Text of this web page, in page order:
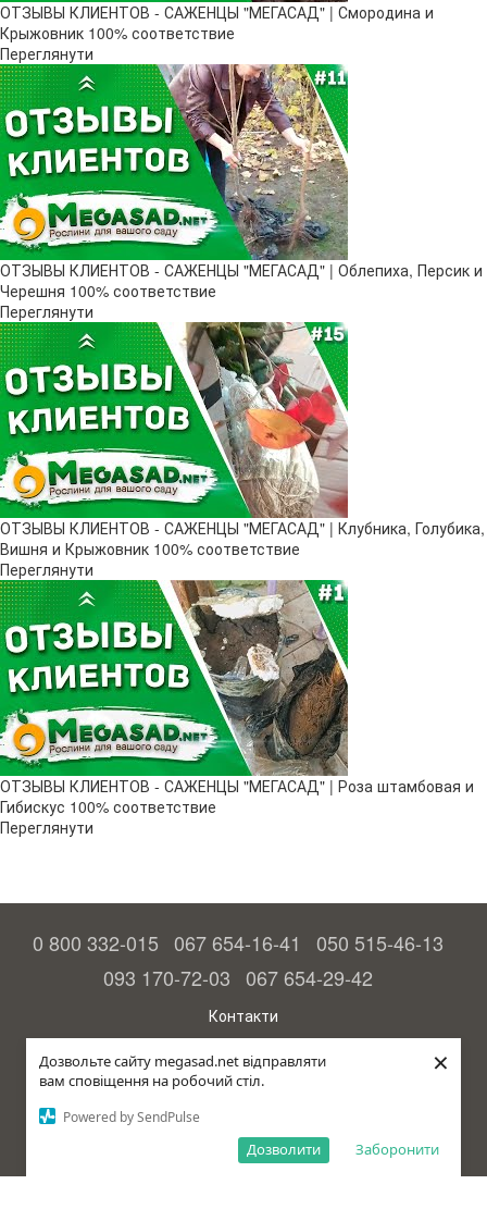
Дозвольте сайту megasad.net відправляти
вам сповіщення на робочий стіл.
Powered by SendPulse
Заборонити
Дозволити
×
ОТЗЫВЫ КЛИЕНТОВ - САЖЕНЦЫ "МЕГАСАД" | Смородина и
Крыжовник 100% соответствие
Переглянути
ОТЗЫВЫ КЛИЕНТОВ - САЖЕНЦЫ "МЕГАСАД" | Облепиха, Персик и
Черешня 100% соответствие
Переглянути
ОТЗЫВЫ КЛИЕНТОВ - САЖЕНЦЫ "МЕГАСАД" | Клубника, Голубика,
Вишня и Крыжовник 100% соответствие
Переглянути
ОТЗЫВЫ КЛИЕНТОВ - САЖЕНЦЫ "МЕГАСАД" | Роза штамбовая и
Гибискус 100% соответствие
Переглянути
0 800 332-015 067 654-16-41
050 515-46-13
093 170-72-03 067 654-29-42
Контакти
Повна версія сайту
© 2015—2026
Megasad – гарантія високого врожаю
рус (країна-терорист)